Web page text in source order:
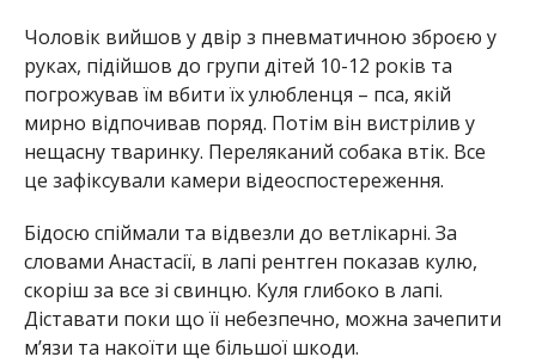
Чоловік вийшов у двір з пневматичною зброєю у
руках, підійшов до групи дітей 10-12 років та
погрожував їм вбити їх улюбленця – пса, якій
мирно відпочивав поряд. Потім він вистрілив у
нещасну тваринку. Переляканий собака втік. Все
це зафіксували камери відеоспостереження.
Бідосю спіймали та відвезли до ветлікарні. За
словами Анастасії, в лапі рентген показав кулю,
скоріш за все зі свинцю. Куля глибоко в лапі.
Діставати поки що її небезпечно, можна зачепити
м’язи та накоїти ще більшої шкоди.